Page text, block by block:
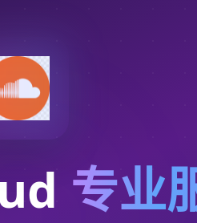
专业